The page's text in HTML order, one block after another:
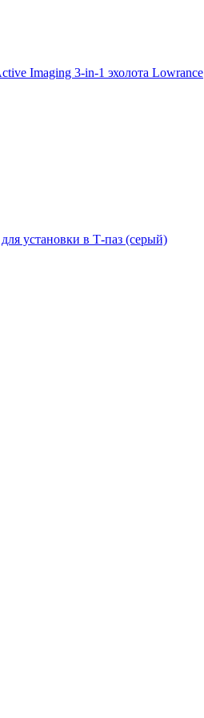
Imaging 3-in-1 эхолота Lowrance
установки в Т-паз (серый)